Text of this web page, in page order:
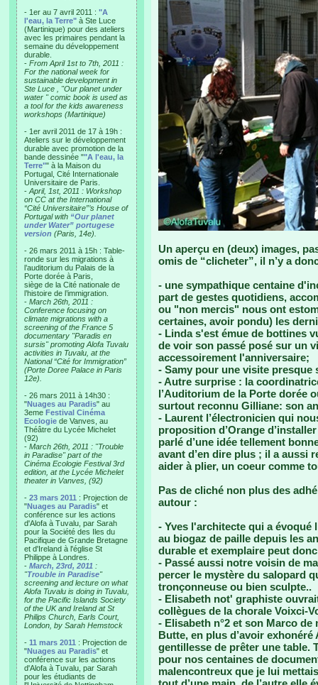
- 1er au 7 avril 2011 : "A
l'eau, la Terre" à Ste Luce
(Martinique) pour des ateliers
avec les primaires pendant la
semaine du développement
durable.
- From April 1st to 7th, 2011 :
For the national week for
sustainable development in
Ste Luce , "Our planet under
water " comic book is used as
a tool for the kids awareness
workshops (Martinique)
- 1er avril 2011 de 17 à 19h :
Ateliers sur le développement
durable avec promotion de la
bande dessinée ""A l'eau, la
Terre"" à la Maison du
Portugal, Cité Internationale
Universitaire de Paris.
- April, 1st, 2011 : Workshop
on CC at the International
“Cité Universitaire”’s House of
Portugal with “Our planet
under Water” portugese
version (Paris, 14e).
- 26 mars 2011 à 15h : Table-
ronde sur les migrations à
l’auditorium du Palais de la
Porte dorée à Paris,
siège de la Cité nationale de
l’histoire de l’immigration.
- March 26th, 2011 :
Conference focusing on
climate migrations with a
screening of the France 5
documentary "Paradis en
sursis" promoting Alofa Tuvalu
activities in Tuvalu, at the
National “Cité for Immigration”
(Porte Doree Palace in Paris
12e).
- 26 mars 2011 à 14h30 :
"Nuages au Paradis" au
3eme Festival Cinéma
Ecologie de Vanves, au
Théâtre du Lycée Michelet
(92)
- March 26th, 2011 : "Trouble
in Paradise" part of the
Cinéma Ecologie Festival 3rd
edition, at the Lycée Michelet
theater in Vanves, (92)
- 23 mars 2011 : Projection de
"Nuages au Paradis" et
conférence sur les actions
d'Alofa à Tuvalu, par Sarah
pour la Société des Iles du
Pacifique de Grande Bretagne
et d'Ireland à l'église St
Philippe à Londres.
- March, 23rd, 2011 :
"Trouble in Paradise"
screening and lecture on what
Alofa Tuvalu is doing in Tuvalu,
for the Pacific Islands Society
of the UK and Ireland at St
Philips Church, Earls Court,
London, by Sarah Hemstock
- 11 mars 2011 : Projection de
"Nuages au Paradis" et
conférence sur les actions
d'Alofa à Tuvalu, par Sarah
pour les étudiants de
Un aperçu en (deux) images,
omis de “clicheter”, il n’y a
- une sympathique centaine
part de gestes quotidiens,
ou "non mercis" nous ont
certaines, avoir pondu) les
- Linda s'est émue de bottines
de voir son passé posé sur un
accessoirement l'anniversaire;
- Samy pour une visite presque
- Autre surprise : la
l’Auditorium de la Porte dorée
surtout reconnu Gilliane: son
- Laurent l’électronicien qui
proposition d’Orange
parlé d’une idée tellement
avant d’en dire plus ; il a aussi
aider à plier, un coeur comme
Pas de cliché non plus des
autour :
- Yves l'architecte qui a évoqué
au biogaz de paille depuis les
durable et exemplaire peut
- Passé aussi notre voisin de
percer le mystère du salopard
tronçonneuse ou bien sculpte..
- Elisabeth not' graphiste
collègues de la chorale Voixci-
- Elisabeth n°2 et son Marco
Butte, en plus d’avoir exhonéré
gentillesse de prêter une table.
pour nos centaines de
malencontreux que je lui